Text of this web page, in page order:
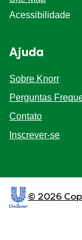
Site Map
Sobre Knorr
Perguntas
Contato